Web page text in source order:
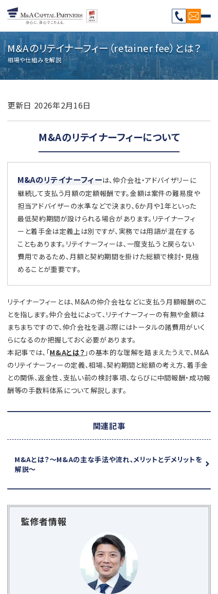
M&Aのリテイナーフィー（retainer fee）とは？
相場や仕組みを解説
更新日 2026年2月16日
M&Aのリテイナーフィーについて
M&Aのリテイナーフィーは、仲介会社・アドバイザリーに
継続して支払う月額の定額報酬です。金額は案件の難易度や
担当アドバイザーの水準などで決まり、6か月や1年といった
最低契約期間が設けられる場合があります。リテイナーフィ
ーと着手金は定義上は別ですが、実務では用語が混在する
こともあります。リテイナーフィーは、一度支払うと戻らない
費用であるため、月額と契約期間を掛けた総額で検討・見極
めることが重要です。
リテイナーフィーとは、M&Aの仲介会社などに支払う月額報酬のこ
とを指します。仲介会社によって、リテイナーフィーの有無や金額は
まちまちですので、仲介会社を選ぶ際にはトータルの諸費用がいく
らになるのか把握しておく必要があります。
本記事では、「M&Aとは？ 」の基本的な理解を踏まえたうえで、M&A
のリテイナーフィーの定義、相場、契約期間と総額の考え方、着手金
との関係、返金性、支払い前の検討事項、ならびに中間報酬・成功報
酬等の手数料体系について解説します。
関連記事
M&Aとは？～M&Aの主な手法や流れ、メリットとデメリットを
解説～
監修者情報